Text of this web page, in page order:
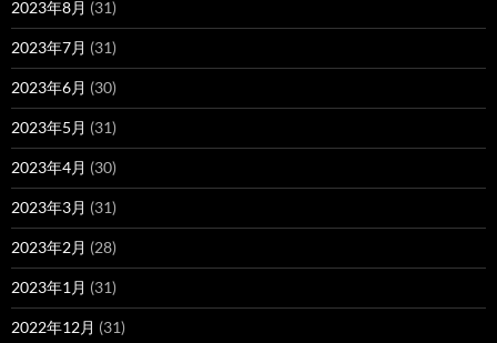
2023年8月 (31)
2023年7月 (31)
2023年6月 (30)
2023年5月 (31)
2023年4月 (30)
2023年3月 (31)
2023年2月 (28)
2023年1月 (31)
2022年12月 (31)